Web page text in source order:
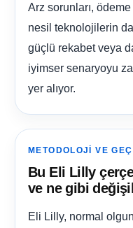
Arz sorunları,
nesil teknolojilerin
güçlü rekabet veya
iyimser senaryoyu
yer alıyor.
METODOLOJI VE
Bu Eli Lilly
ve ne gibi
Eli Lilly, normal